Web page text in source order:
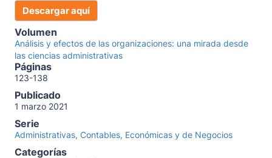
Descargar aquí
Volumen
Análisis y efectos de las organizaciones: una mirada desde
las ciencias administrativas
Páginas
123-138
Publicado
1 marzo 2021
Serie
Administrativas, Contables, Económicas y de Negocios
Categorías